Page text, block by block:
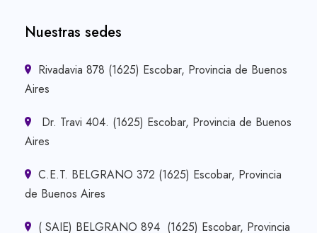
Nuestras sedes
Rivadavia 878 (1625) Escobar, Provincia de Buenos
Aires
Dr. Travi 404. (1625) Escobar, Provincia de Buenos
Aires
C.E.T. BELGRANO 372 (1625) Escobar, Provincia
de Buenos Aires
( SAIE) BELGRANO 894 (1625) Escobar, Provincia